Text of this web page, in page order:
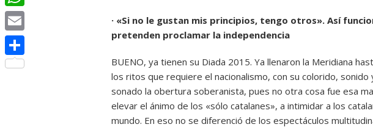
· «Si no le gustan mis principios, tengo otros». Así
pretenden proclamar la independencia
BUENO, ya tienen su Diada 2015. Ya llenaron la Meridiana
los ritos que requiere el nacionalismo, con su colorido, sonido
sonado la obertura soberanista, pues no otra cosa fue esa
elevar el ánimo de los «sólo catalanes», a intimidar a los
mundo. En eso no se diferenció de los espectáculos
WhatsApp
Email
Compartir